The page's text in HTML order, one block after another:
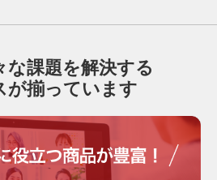
な課題を解決する
が揃っています